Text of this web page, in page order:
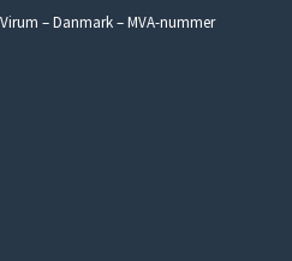
– Danmark – MVA-nummer